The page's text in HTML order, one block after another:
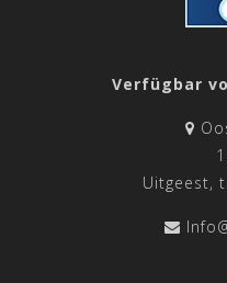
Verfügbar
Uitgeest,